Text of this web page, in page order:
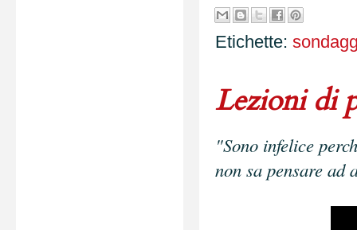
Etichette:
Lezioni di
"Sono infelice
non sa pensare